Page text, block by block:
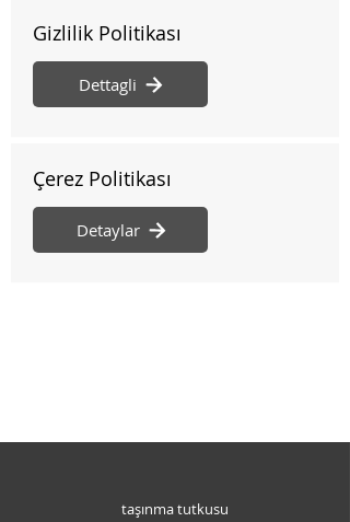
Gizlilik Politikası
Dettagli
Çerez Politikası
Detaylar
taşınma tutkusu